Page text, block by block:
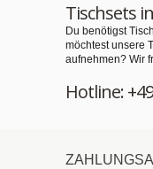
Tischsets
Du benötigst
möchtest unsere
aufnehmen? Wir
Hotline: